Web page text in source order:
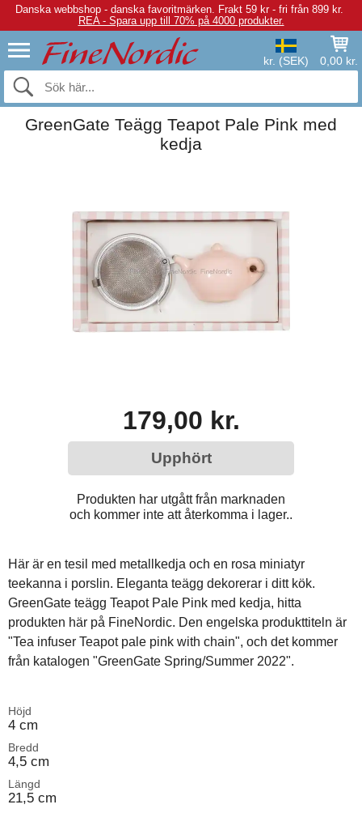
Danska webbshop - danska favoritmärken. Frakt 59 kr - fri från 899 kr.
REA - Spara upp till 70% på 4000 produkter.
kr. (SEK) 0,00 kr.
GreenGate Teägg Teapot Pale Pink med
kedja
179,00 kr.
Upphört
Produkten har utgått från marknaden
och kommer inte att återkomma i lager..
Här är en tesil med metallkedja och en rosa miniatyr
teekanna i porslin. Eleganta teägg dekorerar i ditt kök.
GreenGate teägg Teapot Pale Pink med kedja, hitta
produkten här på FineNordic. Den engelska produkttiteln är
"Tea infuser Teapot pale pink with chain", och det kommer
från katalogen "GreenGate Spring/Summer 2022".
Höjd
4 cm
Bredd
4,5 cm
Längd
21,5 cm